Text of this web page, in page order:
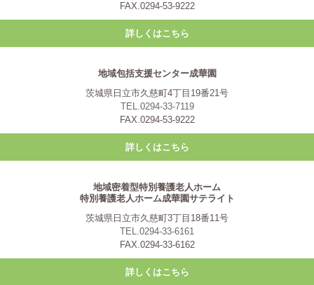
FAX.0294-53-9222
詳しくはこちら
地域包括支援センター成華園
茨城県日立市久慈町4丁目19番21号
TEL.0294-33-7119
FAX.0294-53-9222
詳しくはこちら
地域密着型特別養護老人ホーム
特別養護老人ホーム成華園サテライト
茨城県日立市久慈町3丁目18番11号
TEL.0294-33-6161
FAX.0294-33-6162
詳しくはこちら